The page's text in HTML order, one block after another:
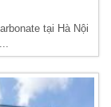
tại Hà Nội